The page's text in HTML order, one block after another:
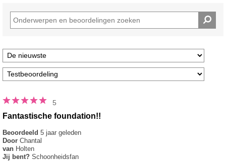
5
Fantastische foundation!!
Beoordeeld 5 jaar geleden
Door Chantal
van Holten
Jij bent? Schoonheidsfan